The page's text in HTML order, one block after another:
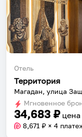
Отель
Территория
Магадан, улица
Мгновенное
34,683 ₽ цена
8,671 ₽ × 4